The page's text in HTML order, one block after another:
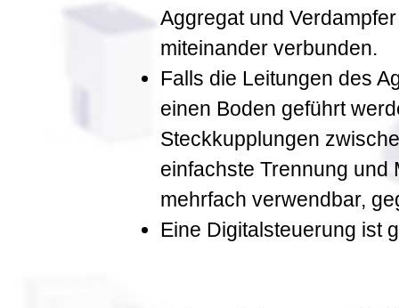
Aggregat und
miteinander verbunden.
Falls die Leitungen des
einen Boden geführt
Steckkupplungen
einfachste Trennung und
mehrfach verwendbar,
Eine Digitalsteuerung ist